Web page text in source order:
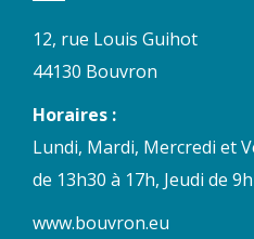
12, rue Louis Guihot
44130 Bouvron
Horaires :
Lundi, Mardi, Mercredi et
de 13h30 à 17h, Jeudi de
www.bouvron.eu